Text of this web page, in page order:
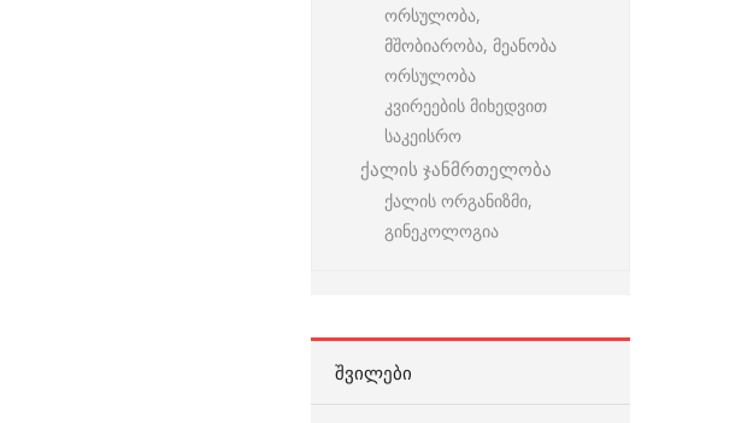
ორსულობა,
მშობიარობა, მეანობა
ორსულობა
კვირეების მიხედვით
საკეისრო
ქალის ჯანმრთელობა
ქალის ორგანიზმი,
გინეკოლოგია
ᲨᲕᲘᲚᲔᲑᲘ